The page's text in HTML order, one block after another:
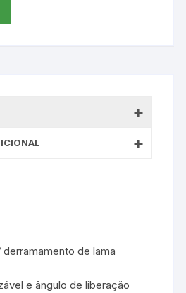
de lama
e ângulo de liberação